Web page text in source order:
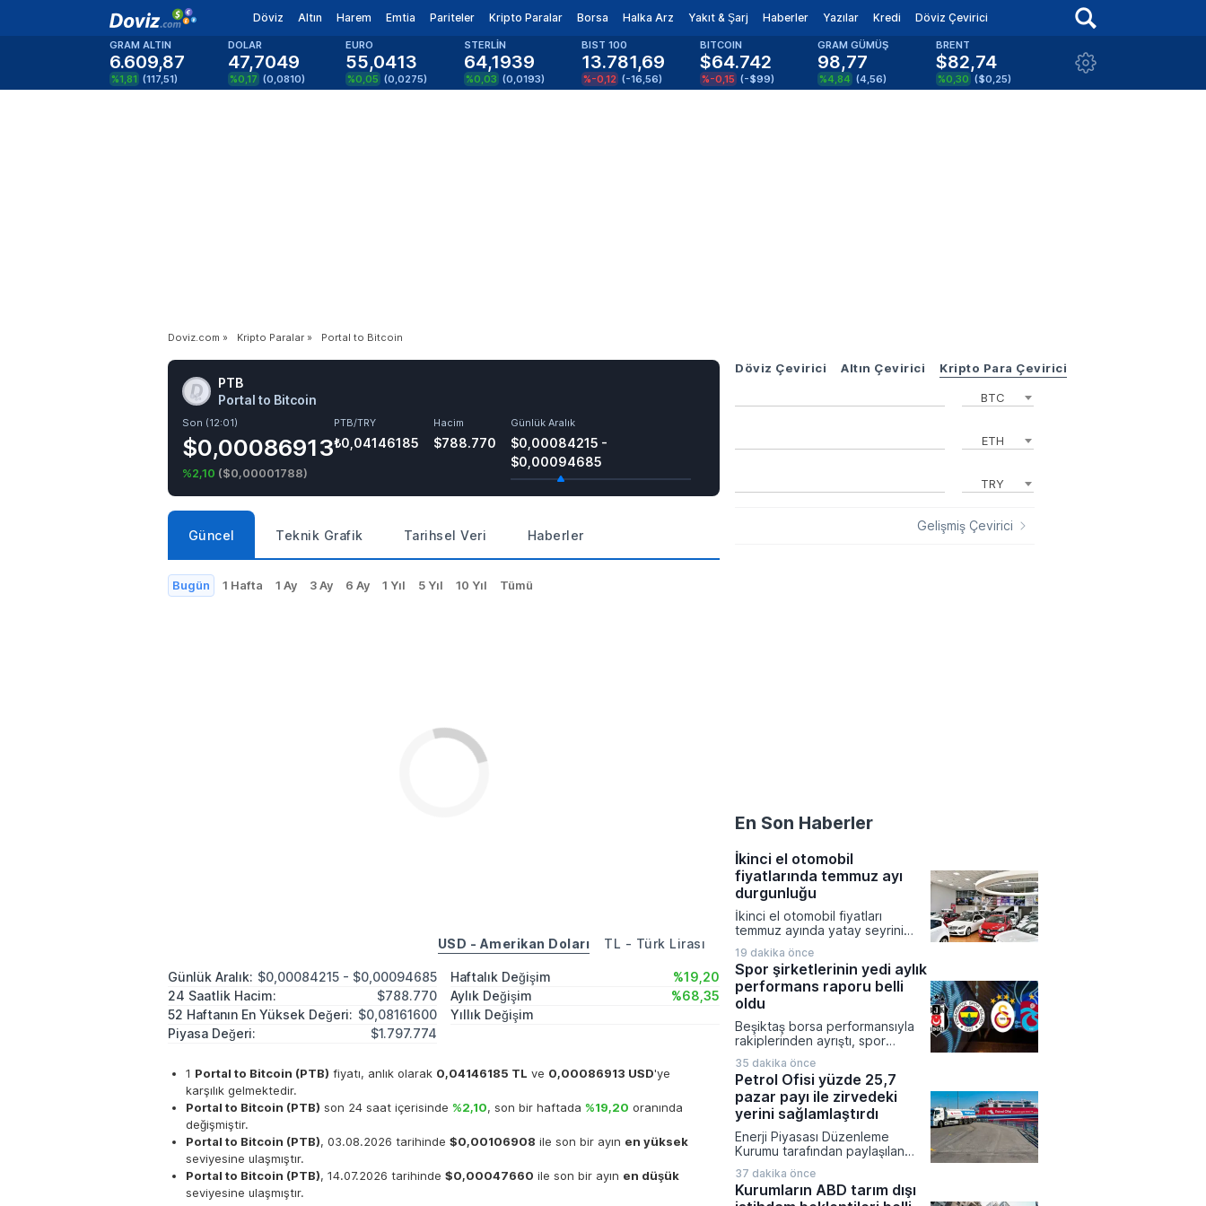
Döviz Altın Harem Emtia Pariteler Kripto Paralar Borsa Halka Arz Yakıt & Şarj Haberler Yazılar Kredi Döviz Çevirici
GRAM ALTIN
6.609,87
%1,81 (117,51)
DOLAR
47,7049
%0,17 (0,0810)
EURO
55,0413
%0,05 (0,0275)
STERLİN
64,1939
%0,03 (0,0193)
BIST 100
13.781,69
%-0,12 (-16,56)
BITCOIN
$64.742
%-0,15 (-$99)
GRAM GÜMÜŞ
98,77
%4,84 (4,56)
BRENT
$82,74
%0,30 ($0,25)
Doviz.com » Kripto Paralar » Portal to Bitcoin
PTB
Portal to Bitcoin
Son (12:01)
$0,00086913
%2,10 ($0,00001788)
PTB/TRY
₺0,04146185
Hacim
$788.770
Günlük Aralık
$0,00084215 -
$0,00094685
Güncel Teknik Grafik Tarihsel Veri Haberler
Bugün 1 Hafta 1 Ay 3 Ay 6 Ay 1 Yıl 5 Yıl 10 Yıl Tümü
USD - Amerikan Doları TL - Türk Lirası
Günlük Aralık: $0,00084215 - $0,00094685
24 Saatlik Hacim:
$788.770
52 Haftanın En Yüksek Değeri: $0,08161600
Piyasa Değeri:
$1.797.774
Haftalık Değişim
%19,20
Aylık Değişim
%68,35
Yıllık Değişim
1 Portal to Bitcoin (PTB) fiyatı, anlık olarak 0,04146185 TL ve 0,00086913 USD'ye
karşılık gelmektedir.
Portal to Bitcoin (PTB) son 24 saat içerisinde %2,10, son bir haftada %19,20 oranında
değişmiştir.
Portal to Bitcoin (PTB), 03.08.2026 tarihinde $0,00106908 ile son bir ayın en yüksek
seviyesine ulaşmıştır.
Portal to Bitcoin (PTB), 14.07.2026 tarihinde $0,00047660 ile son bir ayın en düşük
seviyesine ulaşmıştır.
Döviz Çevirici Altın Çevirici Kripto Para Çevirici
BTC
ETH
TRY
Gelişmiş Çevirici
En Son Haberler
İkinci el otomobil
fiyatlarında temmuz ayı
durgunluğu
İkinci el otomobil fiyatları
temmuz ayında yatay seyrini
artışı enflasyon rakamlarının
altında kalmaya devam etti.
VavaAI Fiyat Endeksi sonuçlarına
göre piyasadaki aylık yükseliş
gerçekleşti.
19 dakika önce
Spor şirketlerinin yedi aylık
performans raporu belli
oldu
Beşiktaş borsa performansıyla
rakiplerinden ayrıştı, spor
ayında yatırımcısını tek güldüren
kulüp olmayı başardı. Spor
endeksinin genel bir düşüş
eğilimi sergilediği ocak-temmuz
döneminde siyah-beyazlıların
hisseleri yüzde 17,2 oranında
yükseliş kaydetti.
35 dakika önce
Petrol Ofisi yüzde 25,7
pazar payı ile zirvedeki
yerini sağlamlaştırdı
Enerji Piyasası Düzenleme
Kurumu tarafından paylaşılan
Grubu, 2025 yılında da pazar
payını koruyarak sektördeki
37 dakika önce
Kurumların ABD tarım dışı